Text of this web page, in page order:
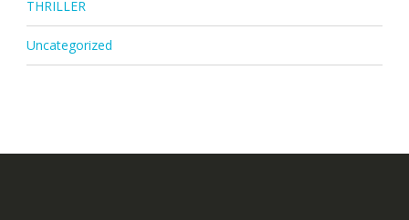
THRILLER
Uncategorized